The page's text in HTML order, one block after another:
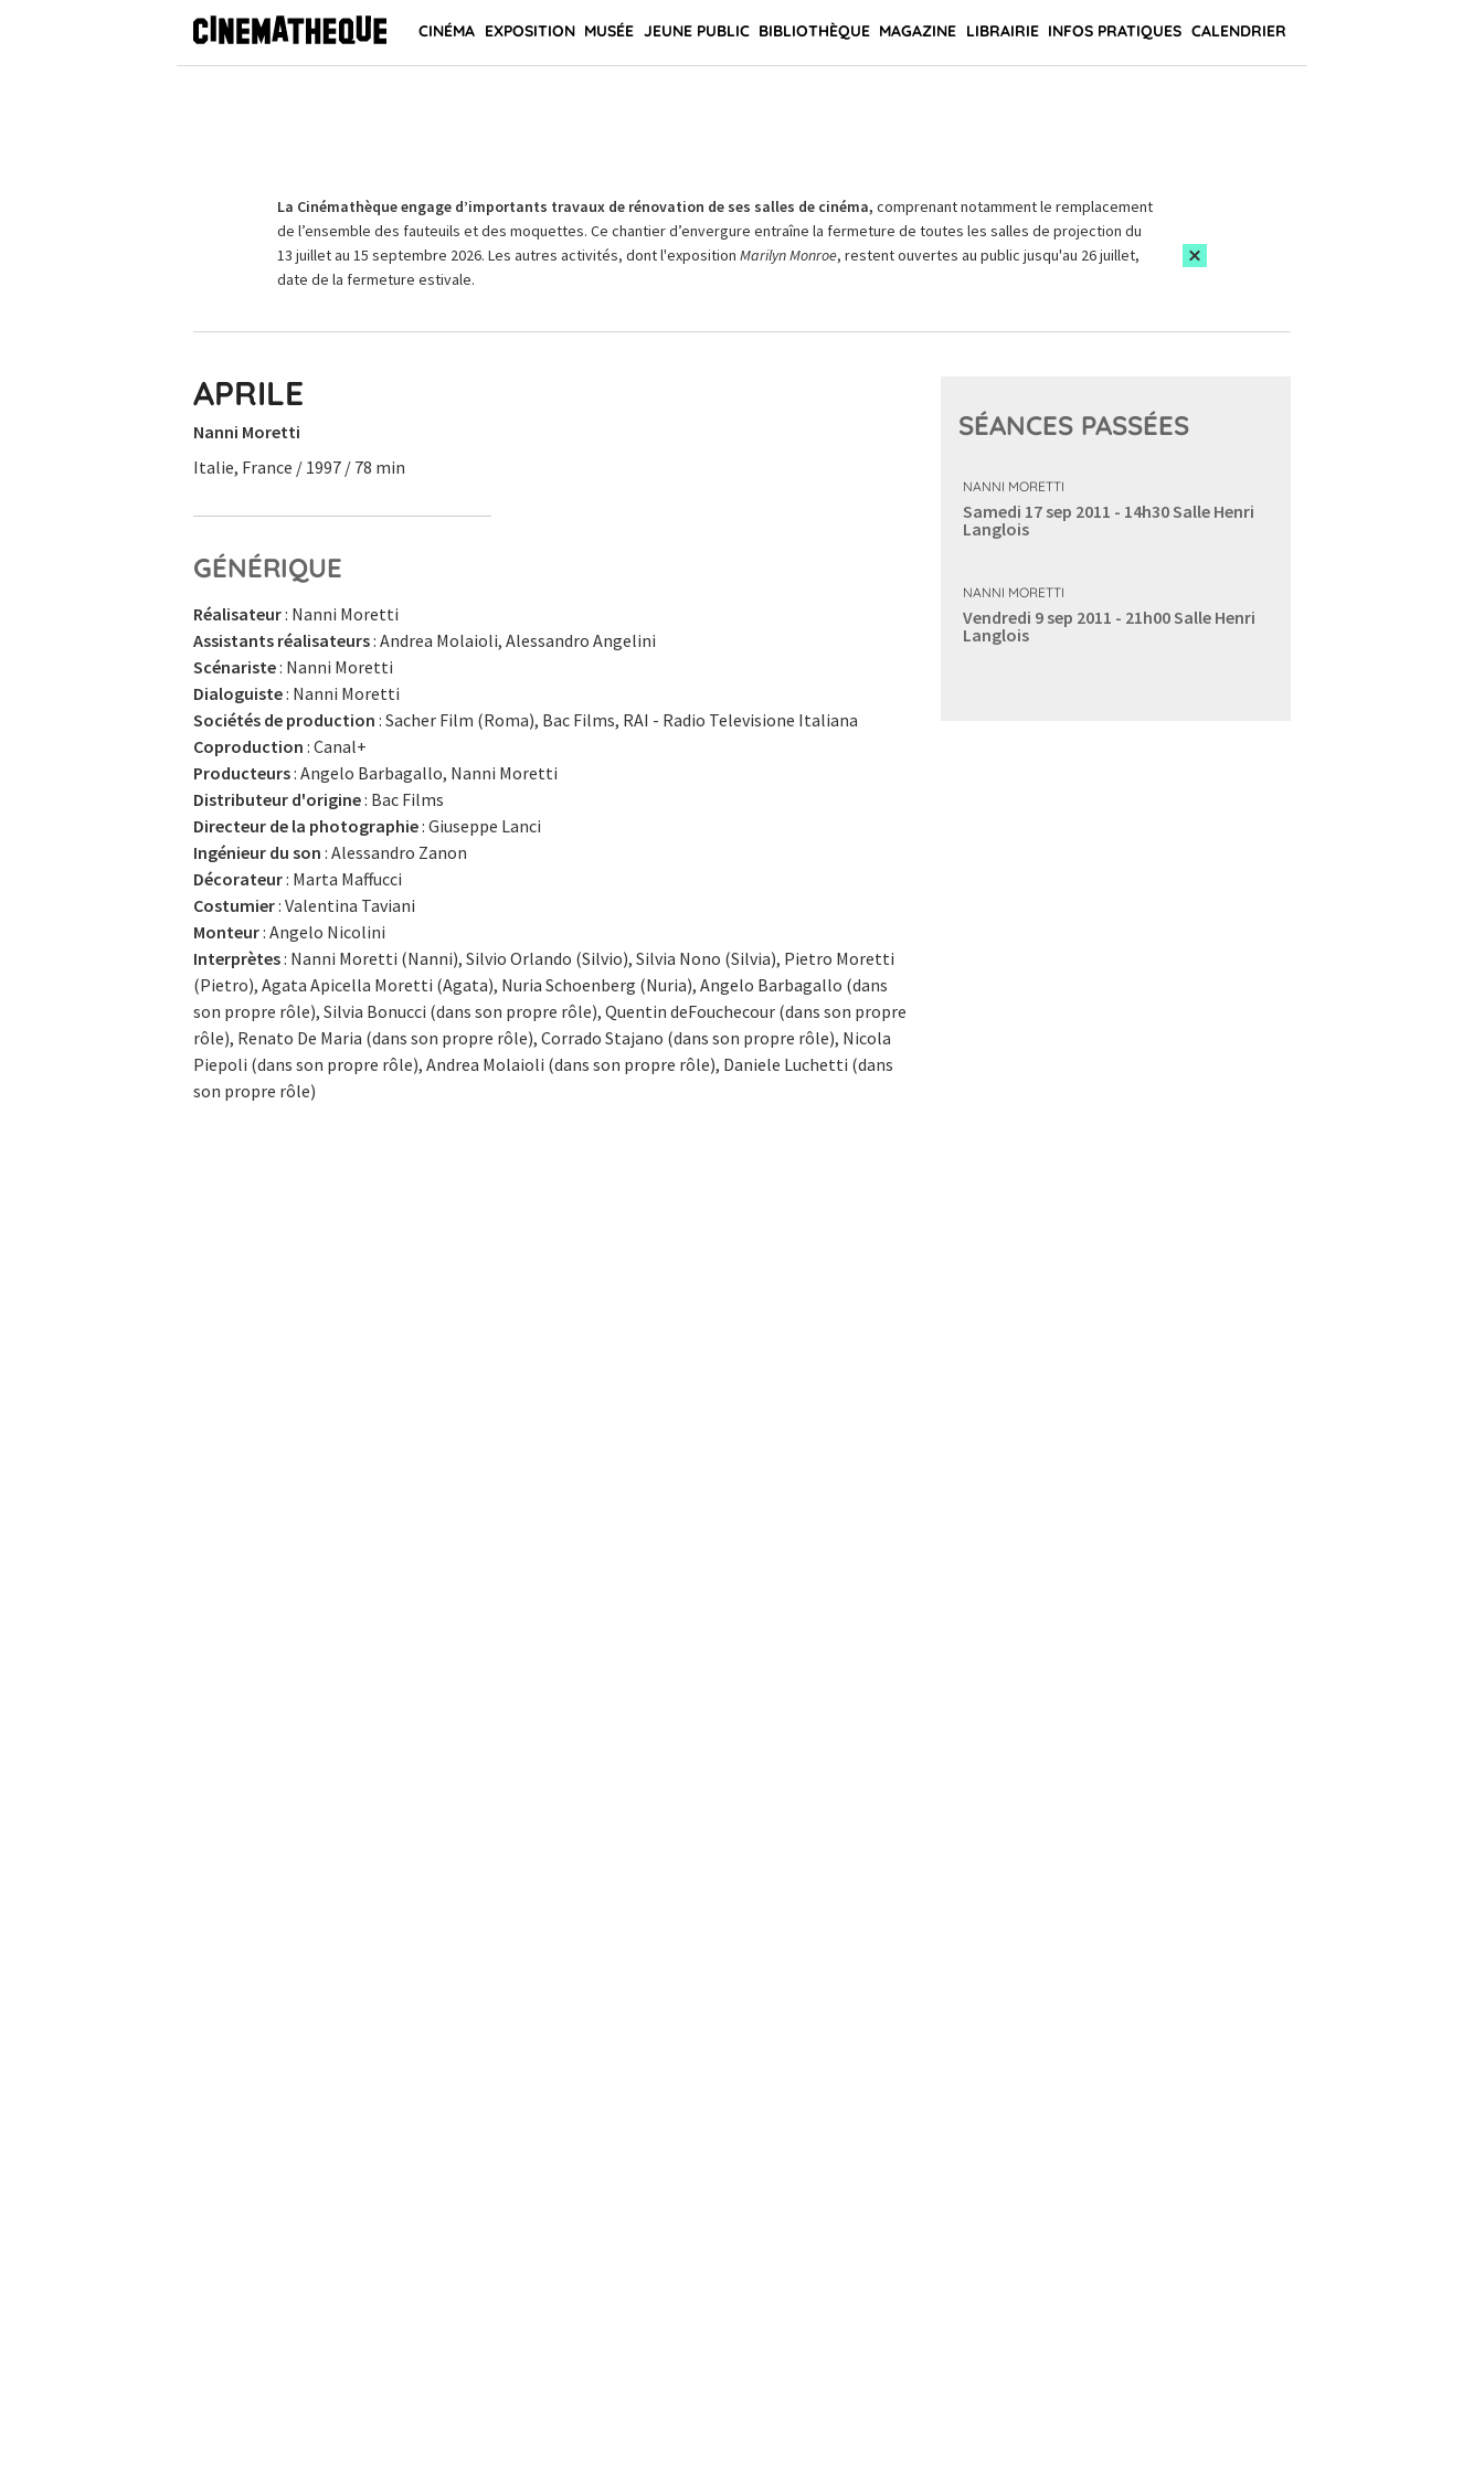
CINÉMA EXPOSITION MUSÉE JEUNE PUBLIC BIBLIOTHÈQUE MAGAZINE LIBRAIRIE INFOS PRATIQUES CALENDRIER
La Cinémathèque engage d’importants travaux de rénovation de ses salles de cinéma, comprenant notamment le remplacement
de l’ensemble des fauteuils et des moquettes. Ce chantier d’envergure entraîne la fermeture de toutes les salles de projection du
13 juillet au 15 septembre 2026. Les autres activités, dont l'exposition Marilyn Monroe, restent ouvertes au public jusqu'au 26 juillet,
date de la fermeture estivale.
APRILE
Nanni Moretti
Italie, France / 1997 / 78 min
GÉNÉRIQUE
Réalisateur: Nanni Moretti
Assistants réalisateurs: Andrea Molaioli, Alessandro Angelini
Scénariste: Nanni Moretti
Dialoguiste: Nanni Moretti
Sociétés de production : Sacher Film (Roma), Bac Films, RAI - Radio Televisione Italiana
Coproduction : Canal+
Producteurs: Angelo Barbagallo, Nanni Moretti
Distributeur d'origine: Bac Films
Directeur de la photographie: Giuseppe Lanci
Ingénieur du son : Alessandro Zanon
Décorateur: Marta Maffucci
Costumier: Valentina Taviani
Monteur: Angelo Nicolini
Interprètes: Nanni Moretti (Nanni), Silvio Orlando (Silvio), Silvia Nono (Silvia), Pietro Moretti
(Pietro), Agata Apicella Moretti (Agata), Nuria Schoenberg (Nuria), Angelo Barbagallo (dans
son propre rôle), Silvia Bonucci (dans son propre rôle), Quentin deFouchecour (dans son propre
rôle), Renato De Maria (dans son propre rôle), Corrado Stajano (dans son propre rôle), Nicola
Piepoli (dans son propre rôle), Andrea Molaioli (dans son propre rôle), Daniele Luchetti (dans
son propre rôle)
SÉANCES PASSÉES
NANNI MORETTI
Samedi 17 sep 2011 - 14h30Salle Henri
Langlois
NANNI MORETTI
Vendredi 9 sep 2011 - 21h00Salle Henri
Langlois